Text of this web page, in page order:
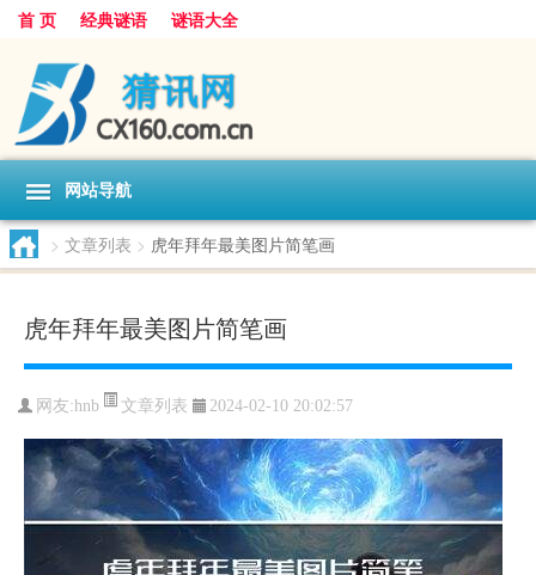
首 页 经典谜语 谜语大全
网站导航
> 文章列表 > 虎年拜年最美图片简笔画
虎年拜年最美图片简笔画
网友:hnb 文章列表 2024-02-10 20:02:57